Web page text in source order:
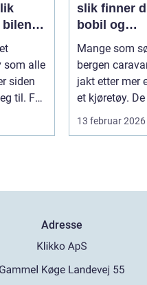
som alle
siden
til. For
slik finner
bobil og
vestlandet
Mange som
bergen
jakt etter mer
et kjøretøy.
frihet, fl...
13 februar 2026
Adresse